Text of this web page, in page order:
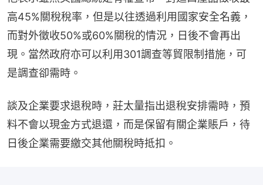
高45%關稅稅率，但是以往透過利用國家安全名義，
而對外徵收50%或60%關稅的情況，日後不會再出
現。當然政府亦可以利用301調查等貿限制措施，可
是調查卻需時。
談及企業要求退稅時，莊太量指出退稅安排需時，預
料不會以現金方式退還，而是保留有關企業賬戶，待
日後企業需要繳交其他關稅時抵扣。